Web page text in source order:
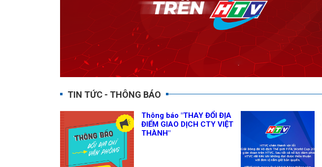
TIN TỨC - THÔNG BÁO
Thông báo "THAY ĐỔI ĐỊA
ĐIỂM GIAO DỊCH CTY VIỆT
THÀNH"